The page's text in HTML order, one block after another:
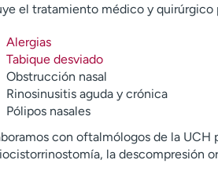
el tratamiento médico y quirúrgico
Alergias
Tabique desviado
Obstrucción nasal
Rinosinusitis aguda y crónica
Pólipos nasales
con oftalmólogos de la UCH
la descompresión